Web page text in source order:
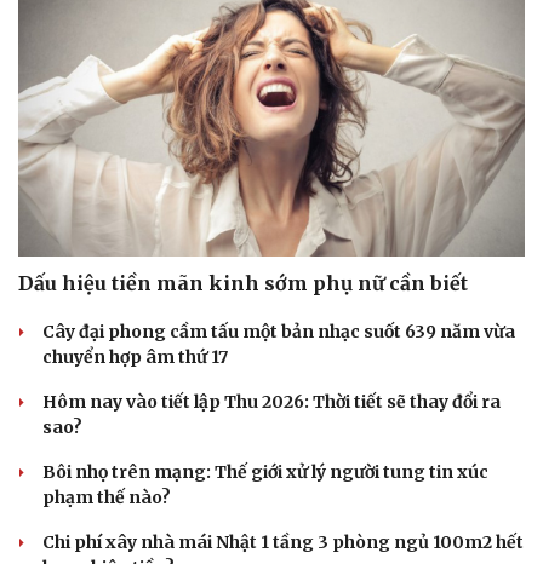
Dấu hiệu tiền mãn kinh sớm phụ nữ cần biết
Cây đại phong cầm tấu một bản nhạc suốt 639 năm vừa
chuyển hợp âm thứ 17
Hôm nay vào tiết lập Thu 2026: Thời tiết sẽ thay đổi ra
sao?
Bôi nhọ trên mạng: Thế giới xử lý người tung tin xúc
phạm thế nào?
Chi phí xây nhà mái Nhật 1 tầng 3 phòng ngủ 100m2 hết